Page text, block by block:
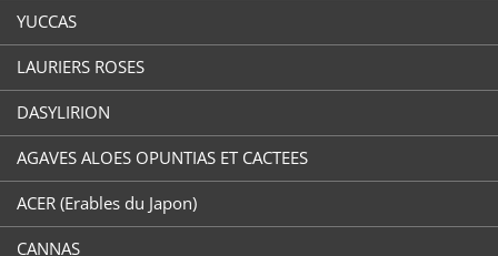
YUCCAS
LAURIERS ROSES
DASYLIRION
AGAVES ALOES OPUNTIAS ET CACTEES
ACER (Erables du Japon)
CANNAS